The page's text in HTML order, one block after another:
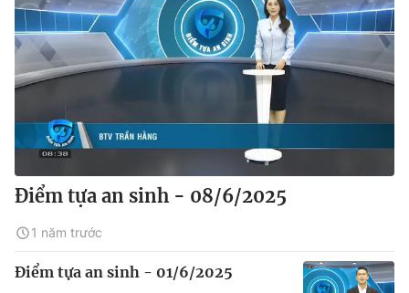
Điểm tựa an sinh - 08/6/2025
1 năm trước
Điểm tựa an sinh - 01/6/2025